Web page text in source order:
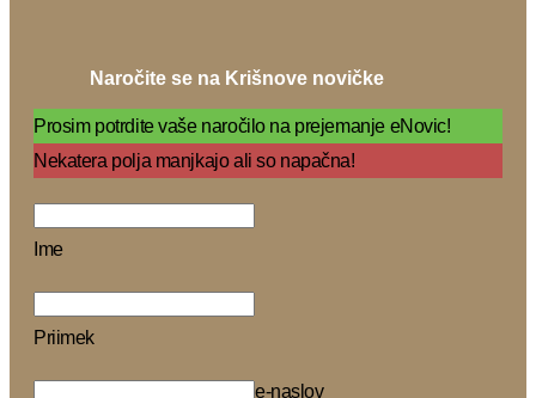
Naročite se na Krišnove novičke
Prosim potrdite vaše naročilo na prejemanje eNovic!
Nekatera polja manjkajo ali so napačna!
Ime
Priimek
e-naslov